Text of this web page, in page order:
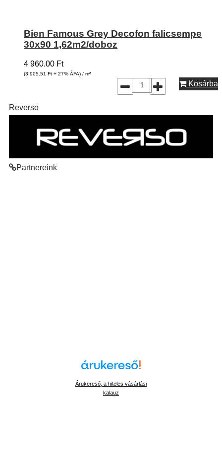
Bien Famous Grey Decofon falicsempe
30x90 1,62m2/doboz
4 960.00 Ft
(3 905.51 Ft + 27% ÁFA) / m²
Kosárba
Reverso
Partnereink
Árukereső, a hiteles vásárlási
kalauz